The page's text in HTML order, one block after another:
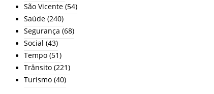
São Vicente (54)
Saúde (240)
Segurança (68)
Social (43)
Tempo (51)
Trânsito (221)
Turismo (40)